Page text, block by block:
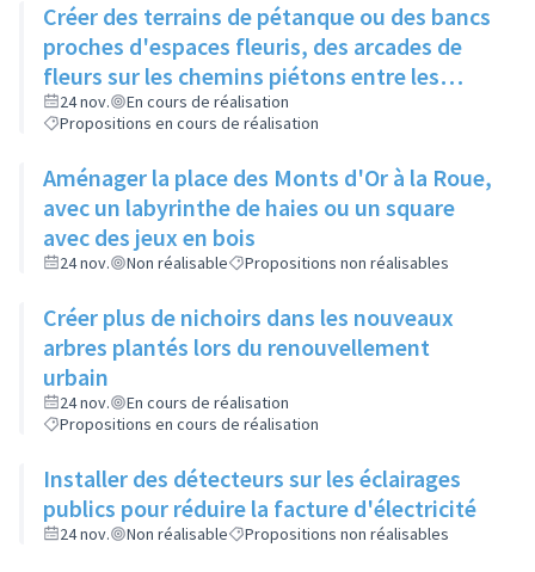
Créer des terrains de pétanque ou des bancs
proches d'espaces fleuris, des arcades de
fleurs sur les chemins piétons entre les
immeubles
24 nov.
En cours de réalisation
Propositions en cours de réalisation
Aménager la place des Monts d'Or à la Roue,
avec un labyrinthe de haies ou un square
avec des jeux en bois
24 nov. Non réalisable Propositions non réalisables
Créer plus de nichoirs dans les nouveaux
arbres plantés lors du renouvellement
urbain
24 nov.
En cours de réalisation
Propositions en cours de réalisation
Installer des détecteurs sur les éclairages
publics pour réduire la facture d'électricité
24 nov. Non réalisable Propositions non réalisables